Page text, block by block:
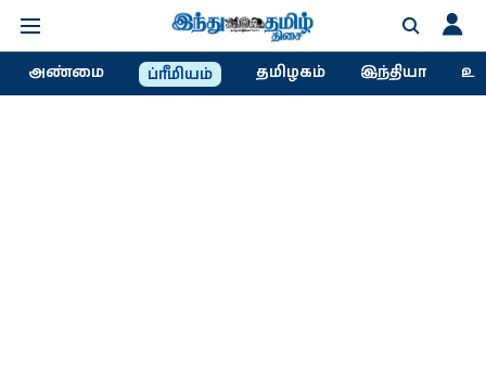
அண்மை ப்ரீமியம் தமிழகம் இந்தியா